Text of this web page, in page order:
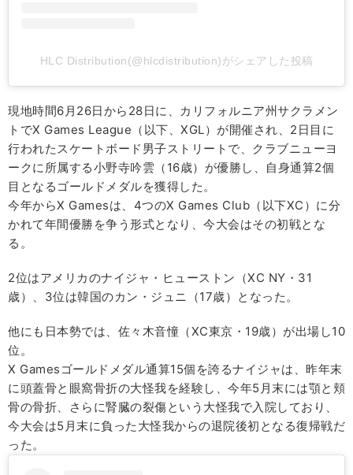
HLC Distribution(@hlcdistribution)がシェアした投稿
現地時間6月26日から28日に、カリフォルニア州サクラメン
トでX Games League（以下、XGL）が開催され、2日目に
行われたスケートボード男子ストリートで、クラブニューヨ
ークに所属する小野寺吟雲（16歳）が優勝し、自身通算2個
目となるゴールドメダルを獲得した。
今年からX Gamesは、4つのX Games Club（以下XC）に分
かれて年間優勝を争う形式となり、今大会はその初戦とな
る。
2位はアメリカのナイジャ・ヒューストン（XC NY・31
歳）、3位は韓国のカン・ジュニ（17歳）となった。
他にも日本勢では、佐々木音憧（XC東京・19歳）が出場し10
位。
X Gamesゴールドメダル通算15個を誇るナイジャは、昨年末
に頭蓋骨と眼窩骨折の大怪我を経験し、今年5月末には顎と頬
骨の骨折、さらに腎臓の裂傷という大怪我で入院しており、
今大会は5月末に負った大怪我からの退院後初となる復帰戦だ
った。